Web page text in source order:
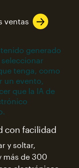
ventas
con facilidad
y soltar,
más de 300